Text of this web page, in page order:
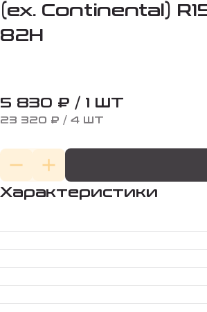
(ex. Continental)
82H
5 830 ₽ / 1 ШТ
23 320 ₽ / 4 ШТ
Характеристики